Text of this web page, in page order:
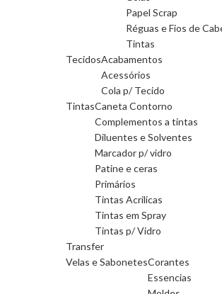
Papel Scrap
Réguas e Fios de
Tintas
TecidosAcabamentos
Acessórios
Cola p/ Tecido
TintasCaneta Contorno
Complementos a tintas
Diluentes e Solventes
Marcador p/ vidro
Patine e ceras
Primários
Tintas Acrilicas
Tintas em Spray
Tintas p/ Vidro
Transfer
Velas e SabonetesCorantes
Essencias